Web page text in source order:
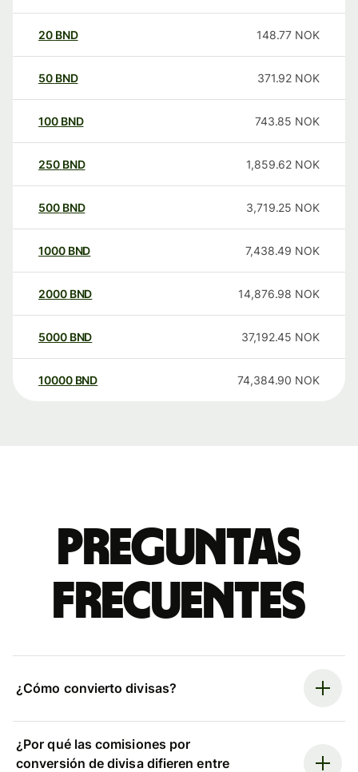
20 BND 148.77 NOK
50 BND 371.92 NOK
100 BND 743.85 NOK
250 BND 1,859.62 NOK
500 BND 3,719.25 NOK
1000 BND 7,438.49 NOK
2000 BND 14,876.98 NOK
5000 BND 37,192.45 NOK
10000 BND 74,384.90 NOK
Preguntas
frecuentes
¿Cómo convierto divisas?
¿Por qué las comisiones por
conversión de divisa difieren entre